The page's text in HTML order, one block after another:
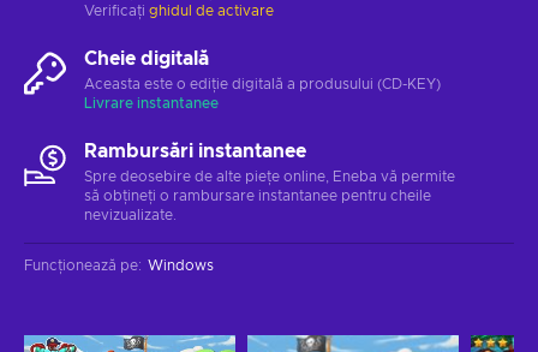
Verificați ghidul de activare
Cheie digitală
Aceasta este o ediție digitală a produsului (CD-KEY)
Livrare instantanee
Rambursări instantanee
Spre deosebire de alte piețe online, Eneba vă permite
să obțineți o rambursare instantanee pentru cheile
nevizualizate.
Funcționează pe: Windows